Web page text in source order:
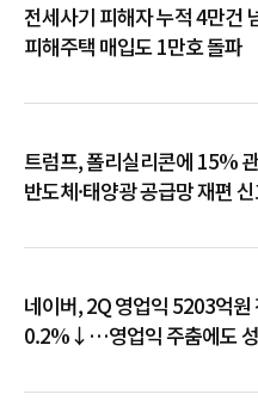
전세사기 피해자 누적 4만건
피해주택 매입도 1만호 돌파
트럼프, 폴리실리콘에 15%
반도체·태양광 공급망 재편
네이버, 2Q 영업익 5203억원
0.2%↓…영업익 주춤에도